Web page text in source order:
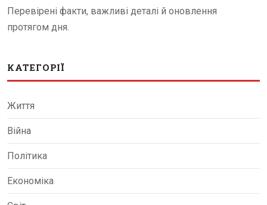
Перевірені факти, важливі деталі й оновлення
протягом дня.
КАТЕГОРІЇ
Життя
Війна
Політика
Економіка